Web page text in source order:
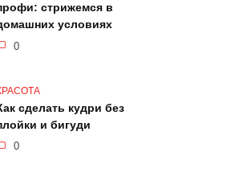
стрижемся в
условиях
0
сделать кудри без
и бигуди
0